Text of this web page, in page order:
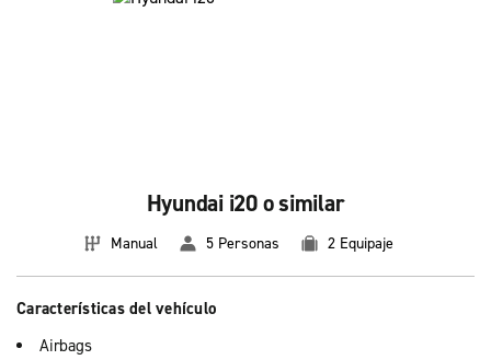
Hyundai i20 o similar
Manual 5 Personas 2 Equipaje
Características del vehículo
Airbags